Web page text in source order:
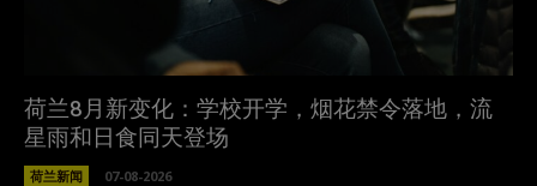
荷兰8月新变化：学校开学，烟花禁令落地，流
星雨和日食同天登场
荷兰新闻 07-08-2026